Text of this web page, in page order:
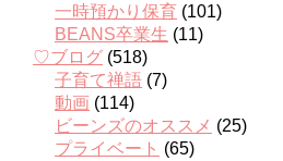
一時預かり保育 (101)
BEANS卒業生 (11)
♡ブログ (518)
子育て禅語 (7)
動画 (114)
ビーンズのオススメ (25)
プライベート (65)